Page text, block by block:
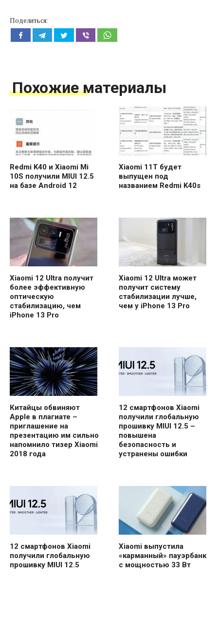
Поделиться:
Похожие материалы
Redmi K40 и Xiaomi Mi
10S получили MIUI 12.5
на базе Android 12
Xiaomi 11T будет
выпущен под
названием Redmi K40s
Xiaomi 12 Ultra получит
более эффективную
оптическую
стабилизацию, чем
iPhone 13 Pro
Xiaomi 12 Ultra может
получит систему
стабилизации лучше,
чем у iPhone 13 Pro
Китайцы обвиняют
Apple в плагиате –
приглашение на
презентацию им сильно
напомнило тизер Xiaomi
2018 года
12 смартфонов Xiaomi
получили глобальную
прошивку MIUI 12.5 –
повышена
безопасность и
устранены ошибки
12 смартфонов Xiaomi
получили глобальную
прошивку MIUI 12.5
Xiaomi выпустила
«карманный» пауэрбанк
с мощностью 33 Вт